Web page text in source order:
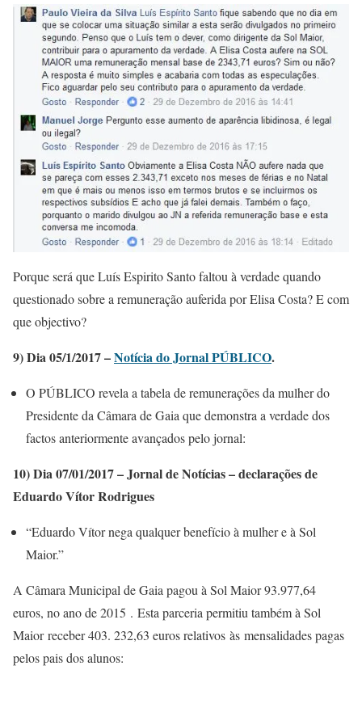
Porque será que Luís Espirito Santo faltou à verdade quando
questionado sobre a remuneração auferida por Elisa Costa? E com
que objectivo?
9) Dia 05/1/2017 –Notícia do Jornal PÚBLICO.
O PÚBLICO revela a tabela de remunerações da mulher do
Presidente da Câmara de Gaia que demonstra a verdade dos
factos anteriormente avançados pelo jornal:
10) Dia 07/01/2017 – Jornal de Notícias – declarações de
Eduardo Vítor Rodrigues
“Eduardo Vítor nega qualquer benefício à mulher e à Sol
Maior.”
A Câmara Municipal de Gaia pagou à Sol Maior 93.977,64
euros, no ano de 2015 . Esta parceria permitiu também à Sol
Maior receber 403. 232,63 euros relativos às mensalidades pagas
pelos pais dos alunos: